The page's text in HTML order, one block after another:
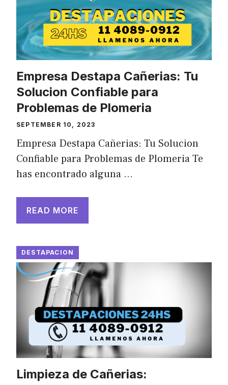
Empresa Destapa Cañerias: Tu
Solucion Confiable para
Problemas de Plomeria
SEPTEMBER 10, 2023
Empresa Destapa Cañerias: Tu Solucion
Confiable para Problemas de Plomeria Te
has encontrado alguna …
READ MORE
DESTAPACION
Limpieza de Cañerias: